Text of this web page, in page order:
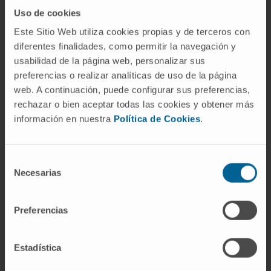
Uso de cookies
Este Sitio Web utiliza cookies propias y de terceros con
diferentes finalidades, como permitir la navegación y
usabilidad de la página web, personalizar sus
preferencias o realizar analíticas de uso de la página
web. A continuación, puede configurar sus preferencias,
rechazar o bien aceptar todas las cookies y obtener más
información en nuestra Política de Cookies.
Necesarias
Preferencias
Estadística
de Navarre.
En recherche
Auteure et coauteure de plus de 10
communications scientifiques lors de
congrès nationaux et internationaux, ainsi
que d’éditoriaux de vulgarisation
scientifique.